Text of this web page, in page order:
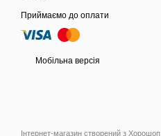
Приймаємо до оплати
Мобільна версія
Інтернет-магазин створений з Хорошоп